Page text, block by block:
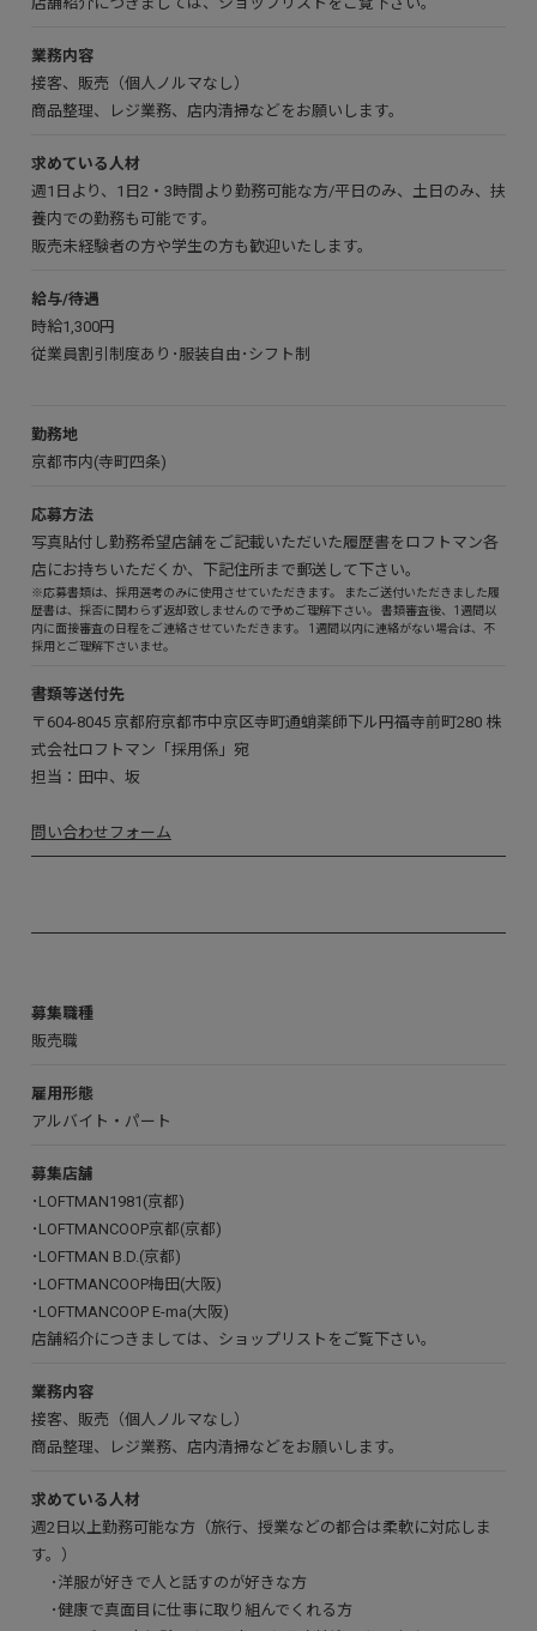
業務内容
接客、販売（個人ノルマなし）
商品整理、レジ業務、店内清掃などをお願いします。
求めている人材
週1日より、1日2・3時間より勤務可能な方/平日のみ、土日のみ、扶
養内での勤務も可能です。
販売未経験者の方や学生の方も歓迎いたします。
給与/待遇
時給1,300円
従業員割引制度あり･服装自由･シフト制
勤務地
京都市内(寺町四条)
応募方法
写真貼付し勤務希望店舗をご記載いただいた履歴書をロフトマン各
店にお持ちいただくか、下記住所まで郵送して下さい。
※応募書類は、採用選考のみに使用させていただきます。 またご送付いただきました履
歴書は、採否に関わらず返却致しませんので予めご理解下さい。 書類審査後、1週間以
内に面接審査の日程をご連絡させていただきます。 1週間以内に連絡がない場合は、不
採用とご理解下さいませ。
書類等送付先
〒604-8045 京都府京都市中京区寺町通蛸薬師下ル円福寺前町280 株
式会社ロフトマン「採用係」宛
担当：田中、坂
問い合わせフォーム
募集職種
販売職
雇用形態
アルバイト・パート
募集店舗
･ LOFTMAN1981(京都)
･ LOFTMANCOOP京都(京都)
･ LOFTMAN B.D.(京都)
･ LOFTMANCOOP梅田(大阪)
･ LOFTMANCOOP E-ma(大阪)
店舗紹介につきましては、 ショップリスト をご覧下さい。
業務内容
接客、販売（個人ノルマなし）
商品整理、レジ業務、店内清掃などをお願いします。
求めている人材
週2日以上勤務可能な方（旅行、授業などの都合は柔軟に対応しま
す。）
･洋服が好きで人と話すのが好きな方
･健康で真面目に仕事に取り組んでくれる方